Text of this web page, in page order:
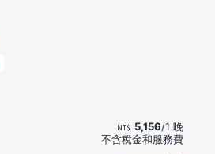
5,156/1 晚
不含稅金和服務費